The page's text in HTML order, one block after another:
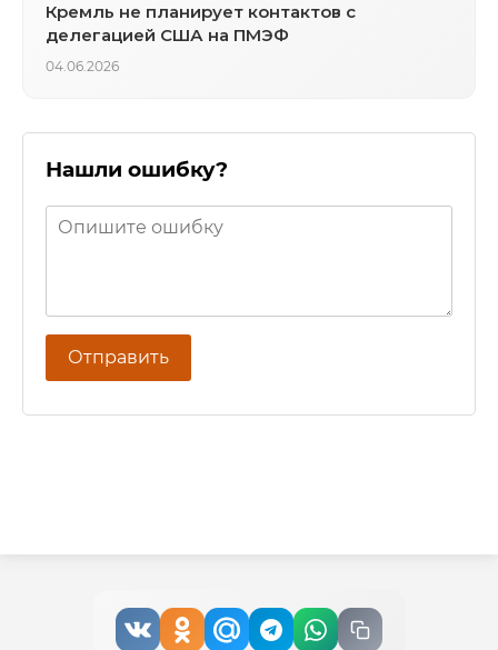
Кремль не планирует контактов с
делегацией США на ПМЭФ
04.06.2026
Нашли ошибку?
Отправить